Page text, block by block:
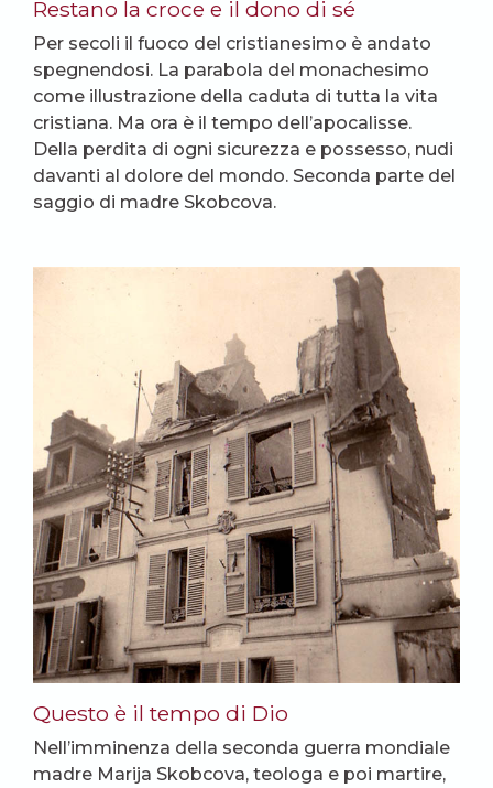
Restano la croce e il dono di sé
Per secoli il fuoco del cristianesimo è andato
spegnendosi. La parabola del monachesimo
come illustrazione della caduta di tutta la vita
cristiana. Ma ora è il tempo dell’apocalisse.
Della perdita di ogni sicurezza e possesso, nudi
davanti al dolore del mondo. Seconda parte del
saggio di madre Skobcova.
Questo è il tempo di Dio
Nell’imminenza della seconda guerra mondiale
madre Marija Skobcova, teologa e poi martire,